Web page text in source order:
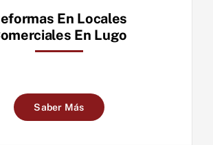
En Locales
En Lugo
Saber Más